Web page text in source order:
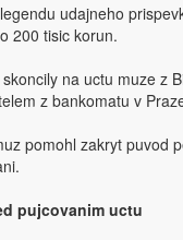
udajneho
200 tisic korun.
na uctu muze z
z bankomatu v
pomohl zakryt puvod
pujcovanim uctu